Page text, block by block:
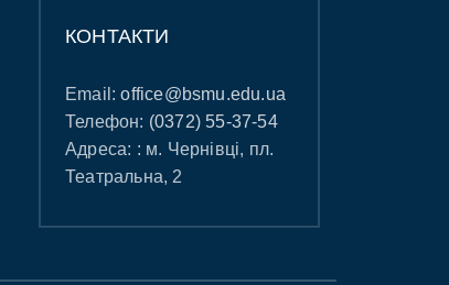
КОНТАКТИ
Email:office@bsmu.edu.ua
Телефон: (0372) 55-37-54
Адреса: : м. Чернівці, пл.
Театральна, 2